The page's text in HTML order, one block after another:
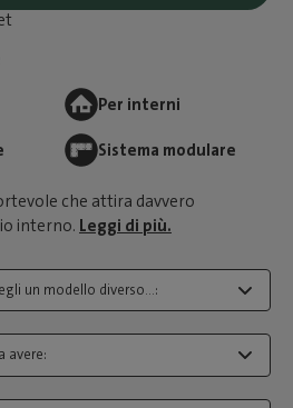
Per interni
Sistema modulare
che attira davvero
interno. Leggi di più.
un modello diverso...:
avere: